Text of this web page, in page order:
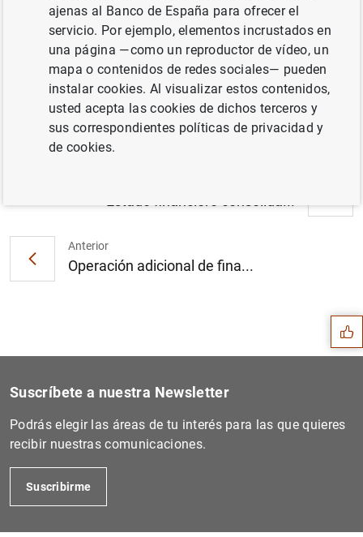
Publicación del manual sobre la definición y
la estructura actual de las estadísticas
monetarias y bancarias en los países
candidatos a la adhesión: manual
metodológico (16KB)
Anterior
Operación adicional de fina...
Estado financiero consolida...
Sugerencias
Suscríbete a nuestra Newsletter
Podrás elegir las áreas de tu interés para las que quieres
recibir nuestras comunicaciones.
Suscribirme
ajenas al Banco de España para ofrecer el
servicio. Por ejemplo, elementos incrustados en
una página —como un reproductor de vídeo, un
mapa o contenidos de redes sociales— pueden
instalar cookies. Al visualizar estos contenidos,
usted acepta las cookies de dichos terceros y
sus correspondientes políticas de privacidad y
de cookies.